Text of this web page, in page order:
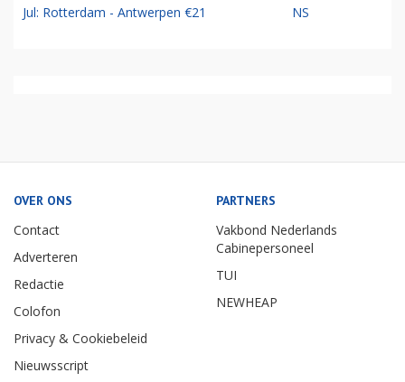
Jul: Rotterdam - Antwerpen €21 NS
OVER ONS
Contact
Adverteren
Redactie
Colofon
Privacy & Cookiebeleid
Nieuwsscript
PARTNERS
Vakbond Nederlands
Cabinepersoneel
TUI
NEWHEAP